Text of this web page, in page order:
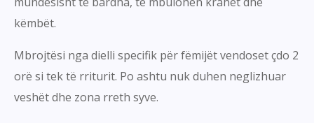
këmbët.
Mbrojtësi nga dielli specifik për fëmijët vendoset çdo 2
orë si tek të rriturit. Po ashtu nuk duhen neglizhuar
veshët dhe zona rreth syve.